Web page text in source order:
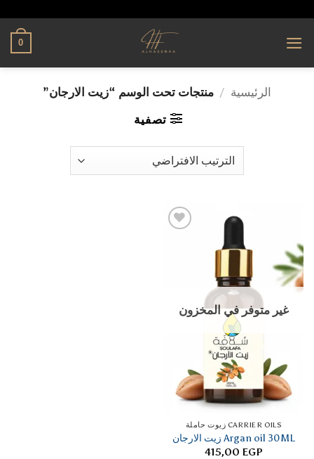
0
الرئيسية / منتجات تحت الوسم “زيت الارجان”
تصفية
غير متوفر في المخزون
CARRIER OILS زيوت حاملة
Argan oil 30ML زيت الارجان
415,00 EGP